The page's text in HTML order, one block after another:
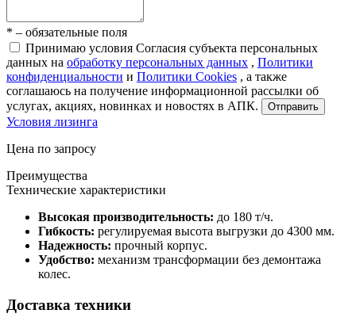
* – обязательные поля
Принимаю условия Согласия субъекта персональных
данных на обработку персональных данных , Политики
конфиденциальности и Политики Cookies , а также
соглашаюсь на получение информационной рассылки об
услугах, акциях, новинках и новостях в АПК.
Отправить
Условия лизинга
Цена по запросу
Преимущества
Технические характеристики
Высокая производительность: до 180 т/ч.
Гибкость: регулируемая высота выгрузки до 4300 мм.
Надежность: прочный корпус.
Удобство: механизм трансформации без демонтажа
колес.
Доставка техники